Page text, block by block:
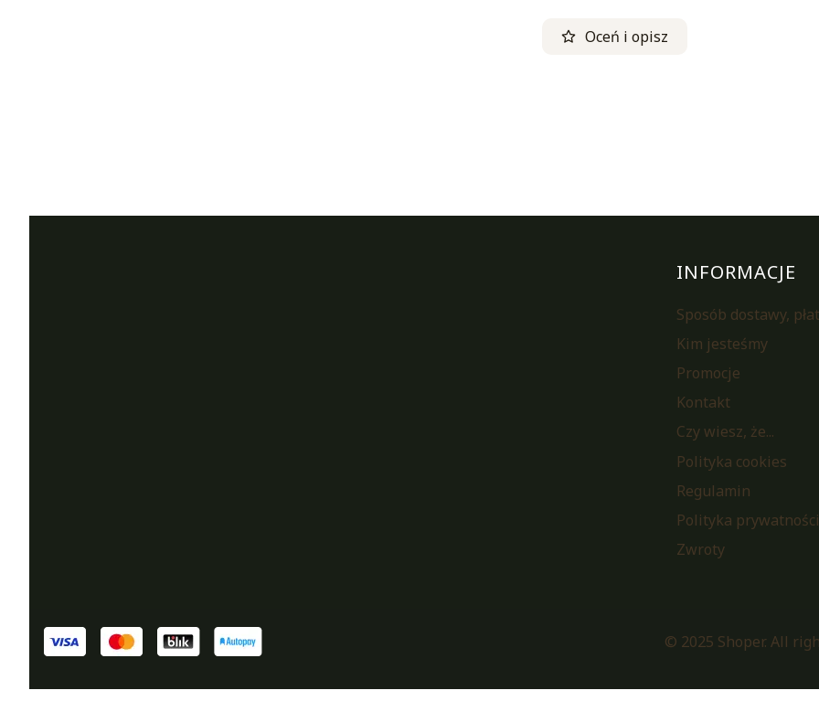
Oceń i opisz
Linki w
INFORMACJE
Sposób dostawy,
Kim jesteśmy
Promocje
Kontakt
Czy wiesz, że...
Polityka cookies
Regulamin
Polityka prywatności
Zwroty
© 2025 Shoper. All